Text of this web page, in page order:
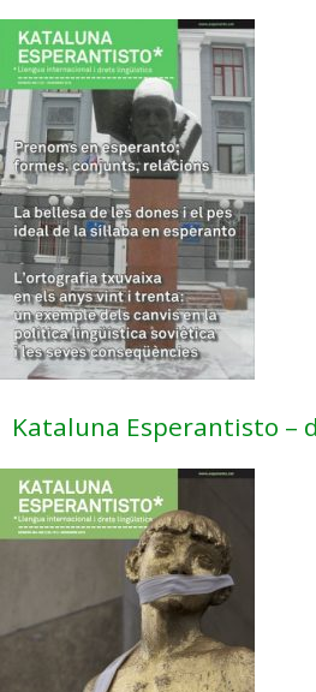
Kataluna Esperantisto –